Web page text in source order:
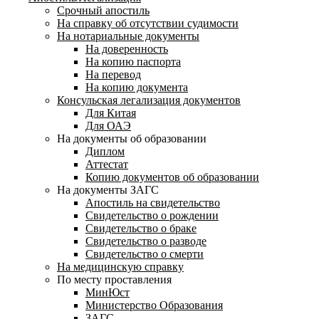
Срочный апостиль
На справку об отсутствии судимости
На нотариальные документы
На доверенность
На копию паспорта
На перевод
На копию документа
Консульская легализация документов
Для Китая
Для ОАЭ
На документы об образовании
Диплом
Аттестат
Копию документов об образовании
На документы ЗАГС
Апостиль на свидетельство
Свидетельство о рождении
Свидетельство о браке
Свидетельство о разводе
Свидетельство о смерти
На медицинскую справку
По месту проставления
МинЮст
Министерство Образования